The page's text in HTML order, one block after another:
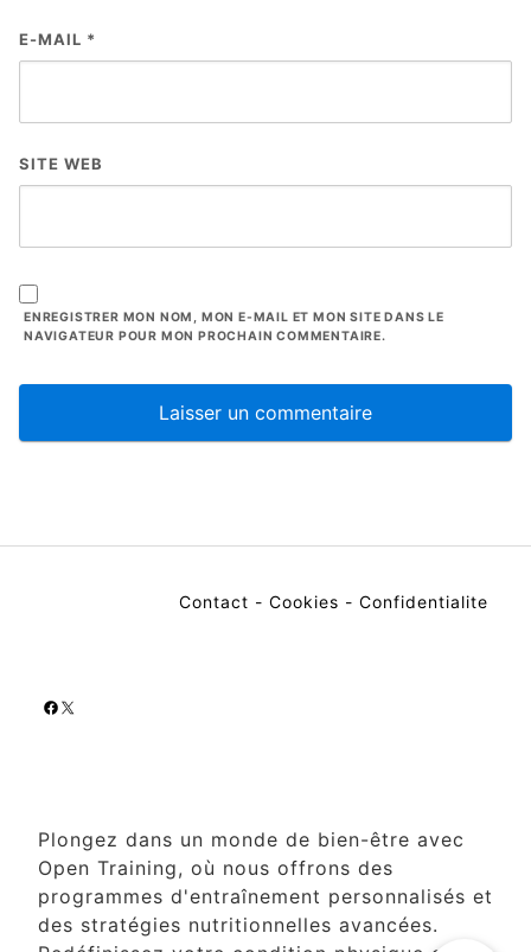
E-MAIL *
SITE WEB
ENREGISTRER MON NOM, MON E-MAIL ET MON SITE DANS LE
NAVIGATEUR POUR MON PROCHAIN COMMENTAIRE.
Contact - Cookies - Confidentialite
Facebook
X
Plongez dans un monde de bien-être avec
Open Training, où nous offrons des
programmes d'entraînement personnalisés et
des stratégies nutritionnelles avancées.